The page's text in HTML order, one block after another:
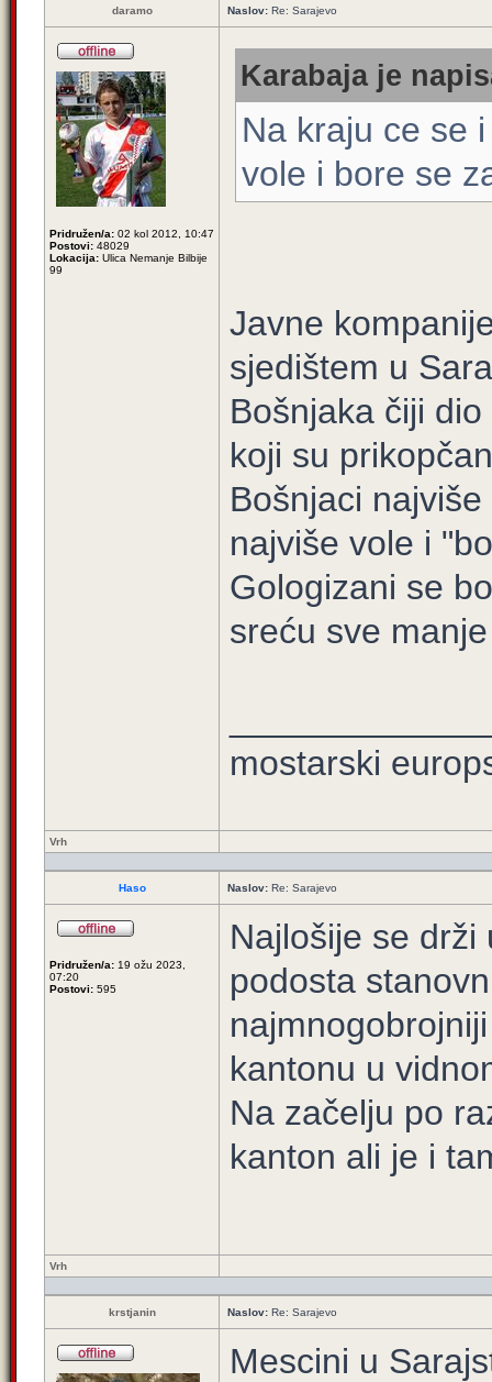
daramo Naslov: Re: Sarajevo
Pridružen/a: 02 kol 2012, 10:47
Postovi: 48029
Lokacija: Ulica Nemanje Bilbije
99
Karabaja je
Na kraju ce se
vole i bore se
Javne
sjedištem u
Bošnjaka čiji
koji su
Bošnjaci
najviše vole i
Gologizani se
sreću sve
mostarski
Vrh
Haso Naslov: Re: Sarajevo
Pridružen/a: 19 ožu 2023,
07:20
Postovi: 595
Najlošije se drži
podosta
kantonu u
Na začelju po
kanton ali je i
Vrh
krstjanin Naslov: Re: Sarajevo
Mescini u